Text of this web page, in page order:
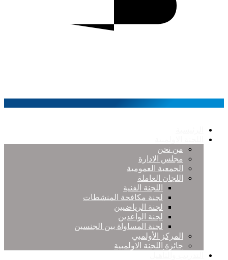
من نحن
مجلس الادارة
الجمعية العمومية
اللجان العاملة
اللجنة الفنية
لجنة مكافحة المنشطات
لجنة الرياضيين
لجنة الواعدين
لجنة المساواة بين الجنسين
المركز الأولمبي
جائزة اللجنة الاولمبية